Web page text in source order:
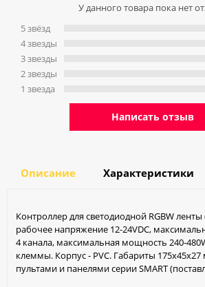
У данного товара пока нет
5 звёзд
4 звeзды
3 звeзды
2 звeзды
1 звeзда
Написать отзыв
Описание Характеристики
Контроллер для светодиодной RGBW
рабочее напряжение 12-24VDC,
4 канала, максимальная мощность 240-
клеммы. Корпус - PVC. Габариты
пультами и панелями серии SMART